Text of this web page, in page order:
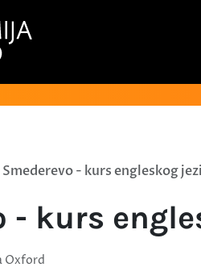
Smederevo - kurs engleskog
- kurs
Oxford